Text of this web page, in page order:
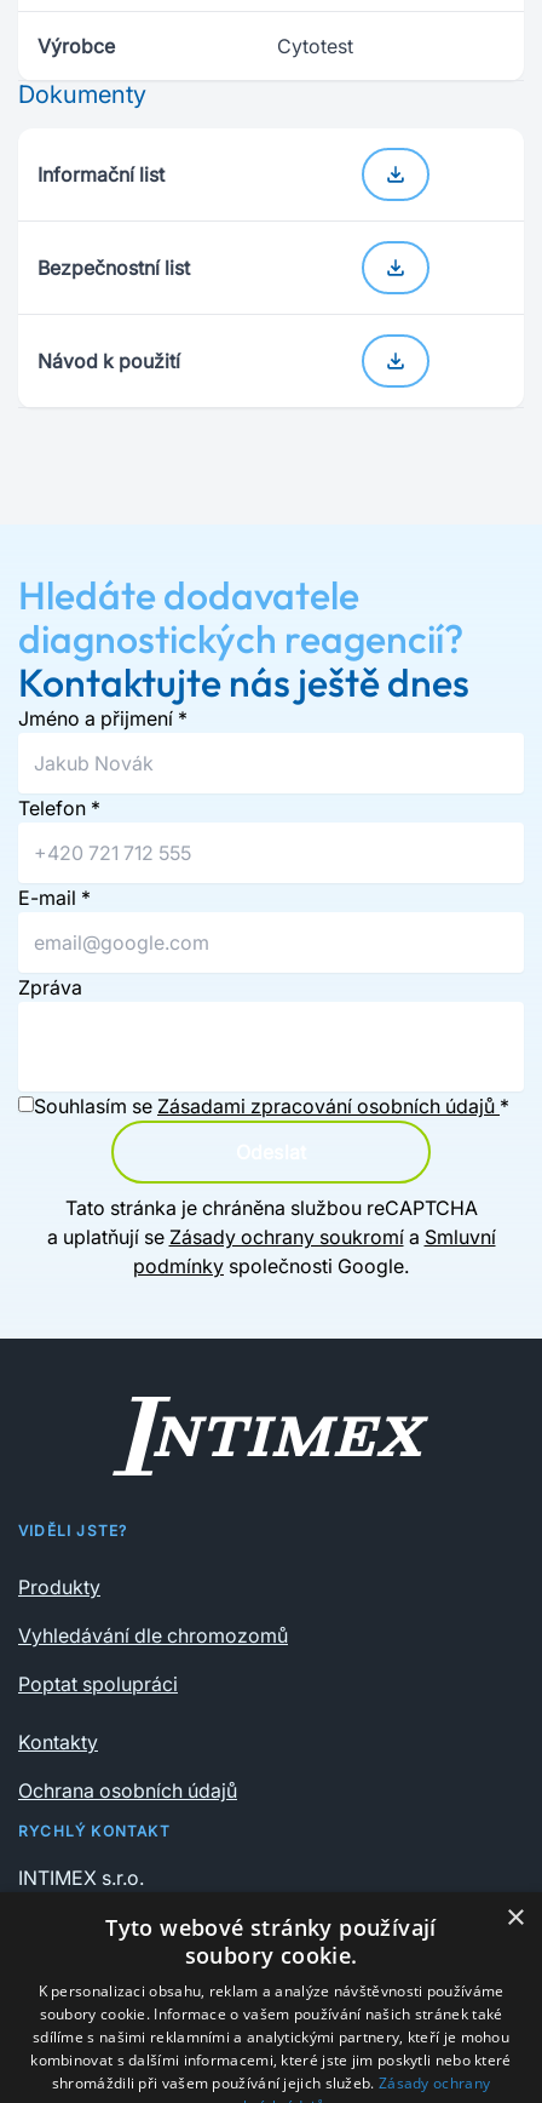
Výrobce Cytotest
Dokumenty
Informační list
Bezpečnostní list
Návod k použití
Hledáte dodavatele
diagnostických reagencií?
Kontaktujte nás ještě dnes
Jméno a přijmení *
Telefon *
E-mail *
Zpráva
Souhlasím se Zásadami zpracování osobních údajů *
Tato stránka je chráněna službou reCAPTCHA
a uplatňují se Zásady ochrany soukromía Smluvní
podmínky společnosti Google.
VIDĚLI JSTE?
Produkty
Vyhledávání dle chromozomů
Poptat spolupráci
Kontakty
Ochrana osobních údajů
RYCHLÝ KONTAKT
INTIMEX s.r.o.
735 06 Karviná – Nové Město
+420 596 311 612
intimex@post.cz
IČ 25908375
×
Tyto webové stránky používají
soubory cookie.
K personalizaci obsahu, reklam a analýze návštěvnosti používáme
soubory cookie. Informace o vašem používání našich stránek také
sdílíme s našimi reklamními a analytickými partnery, kteří je mohou
kombinovat s dalšími informacemi, které jste jim poskytli nebo které
shromáždili při vašem používání jejich služeb. Zásady ochrany